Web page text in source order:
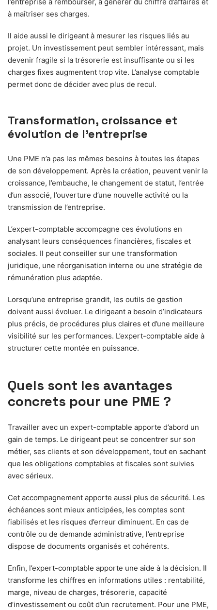
à maîtriser ses charges.
Il aide aussi le dirigeant à mesurer les risques liés au
projet. Un investissement peut sembler intéressant, mais
devenir fragile si la trésorerie est insuffisante ou si les
charges fixes augmentent trop vite. L’analyse comptable
permet donc de décider avec plus de recul.
Transformation, croissance et
évolution de l’entreprise
Une PME n’a pas les mêmes besoins à toutes les étapes
de son développement. Après la création, peuvent venir la
croissance, l’embauche, le changement de statut, l’entrée
d’un associé, l’ouverture d’une nouvelle activité ou la
transmission de l’entreprise.
L’expert-comptable accompagne ces évolutions en
analysant leurs conséquences financières, fiscales et
sociales. Il peut conseiller sur une transformation
juridique, une réorganisation interne ou une stratégie de
rémunération plus adaptée.
Lorsqu’une entreprise grandit, les outils de gestion
doivent aussi évoluer. Le dirigeant a besoin d’indicateurs
plus précis, de procédures plus claires et d’une meilleure
visibilité sur les performances. L’expert-comptable aide à
structurer cette montée en puissance.
Quels sont les avantages
concrets pour une PME ?
Travailler avec un expert-comptable apporte d’abord un
gain de temps. Le dirigeant peut se concentrer sur son
métier, ses clients et son développement, tout en sachant
que les obligations comptables et fiscales sont suivies
avec sérieux.
Cet accompagnement apporte aussi plus de sécurité. Les
échéances sont mieux anticipées, les comptes sont
fiabilisés et les risques d’erreur diminuent. En cas de
contrôle ou de demande administrative, l’entreprise
dispose de documents organisés et cohérents.
Enfin, l’expert-comptable apporte une aide à la décision. Il
transforme les chiffres en informations utiles : rentabilité,
marge, niveau de charges, trésorerie, capacité
d’investissement ou coût d’un recrutement. Pour une PME,